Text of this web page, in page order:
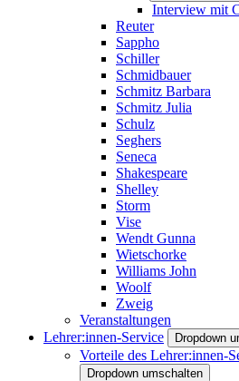
Interview mit
Reuter
Sappho
Schiller
Schmidbauer
Schmitz Barbara
Schmitz Julia
Schulz
Seghers
Seneca
Shakespeare
Shelley
Storm
Vise
Wendt Gunna
Wietschorke
Williams John
Woolf
Zweig
Veranstaltungen
Lehrer:innen-Service
Dropdown
Vorteile des Lehrer:innen-
Dropdown umschalten